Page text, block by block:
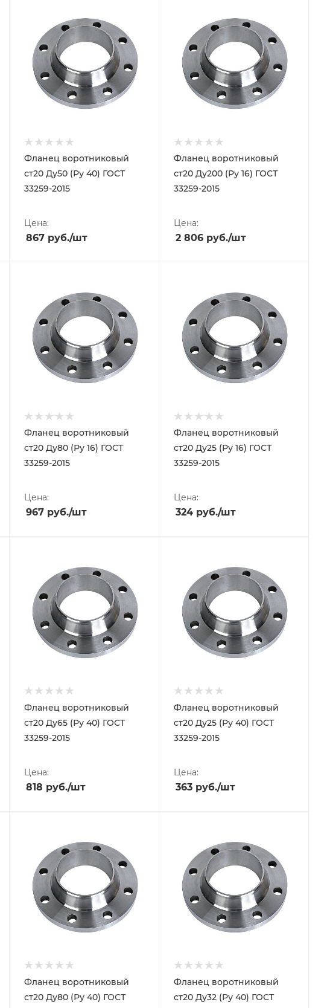
Фланец воротниковый
ст20 Ду50 (Ру 40) ГОСТ
33259-2015
Цена:
867руб./шт
Фланец воротниковый
ст20 Ду200 (Ру 16) ГОСТ
33259-2015
Цена:
2 806руб./шт
Фланец воротниковый
ст20 Ду80 (Ру 16) ГОСТ
33259-2015
Цена:
967руб./шт
Фланец воротниковый
ст20 Ду25 (Ру 16) ГОСТ
33259-2015
Цена:
324руб./шт
Фланец воротниковый
ст20 Ду65 (Ру 40) ГОСТ
33259-2015
Цена:
818 руб./шт
Фланец воротниковый
ст20 Ду25 (Ру 40) ГОСТ
33259-2015
Цена:
363руб./шт
Фланец воротниковый
ст20 Ду80 (Ру 40) ГОСТ
Фланец воротниковый
ст20 Ду32 (Ру 40) ГОСТ